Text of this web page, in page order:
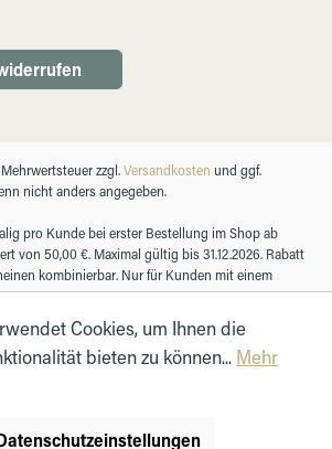
zzgl.Versandkosten und ggf.
nicht anders angegeben.
pro Kunde bei erster Bestellung im Shop ab
von 50,00 €. Maximal gültig bis 31.12.2026. Rabatt
kombinierbar. Nur für Kunden mit einem
Cookies, um Ihnen die
bieten zu können... Mehr